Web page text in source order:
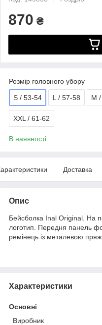
870 ₴
Розмір головного убору
S / 53-54 L / 57-58 M
XXL / 61-62
В наявності
Доставка
Опис
Бейсболка Inal Original. На
логотип. Передня панель
ремінець із металевою
Характеристики
Основні
Виробник